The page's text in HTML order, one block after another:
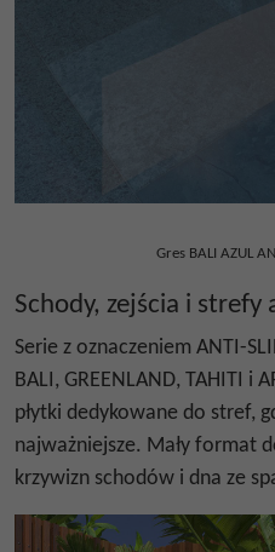
Gres BALI AZUL
Schody, zejścia i strefy
Serie z oznaczeniem ANTI-
BALI, GREENLAND, TAHITI i
płytki dedykowane do stref,
najważniejsze. Mały format
krzywizn schodów i dna ze